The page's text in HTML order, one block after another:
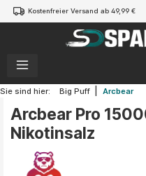
springen
Kostenfreier Versand ab 49,99 €
Sie sind hier: Big Puff Arcbear
Arcbear Pro
Nikotinsalz